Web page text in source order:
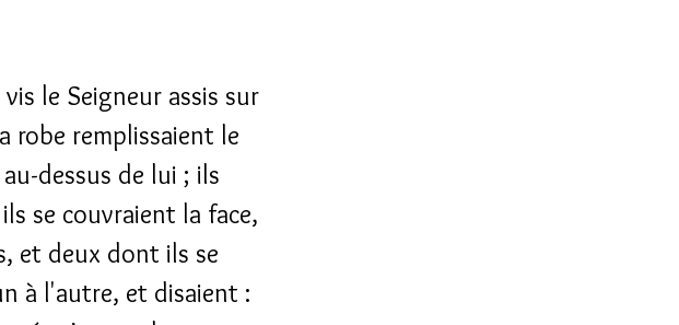
le Seigneur assis sur
robe remplissaient le
dessus de lui ; ils
se couvraient la face,
et deux dont ils se
à l'autre, et disaient :